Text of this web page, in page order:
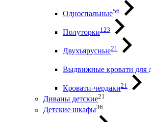
Односпальные56
Полуторки123
Двухъярусные21
Выдвижные кровати для
Кровати-чердаки21
Диваны детские21
Детские шкафы36